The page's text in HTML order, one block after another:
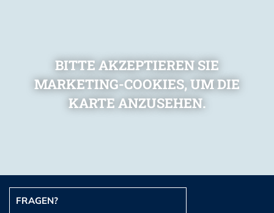
BITTE AKZEPTIEREN SIE
MARKETING-COOKIES, UM DIE
KARTE ANZUSEHEN.
FRAGEN?